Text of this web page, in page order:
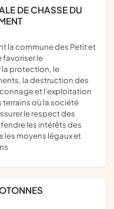
favoriser le
protection, le
la destruction des
et l'exploitation
terrains où la société
le respect des
les intérêts des
les moyens légaux et